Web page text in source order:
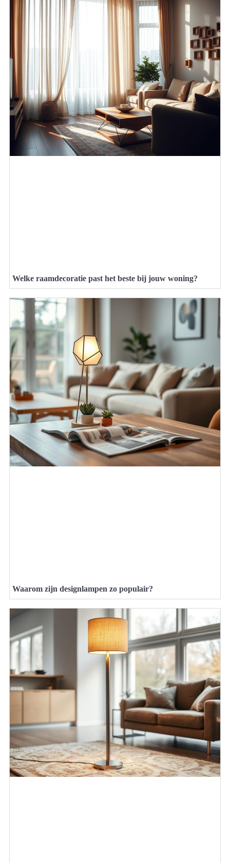
Welke raamdecoratie past het beste bij jouw woning?
Waarom zijn designlampen zo populair?